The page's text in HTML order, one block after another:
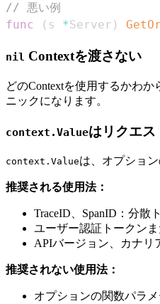
// 悪い例
func
( s *Server )
nil Contextを渡さない
どのContextを使用するかわか
ニックになります。
context.Valueはリクエ
context.Valueは、オプショ
推奨される使用法：
TraceID、SpanID：分散
ユーザー認証トークン
APIバージョン、カナリ
推奨されない使用法：
オプションの関数パラ